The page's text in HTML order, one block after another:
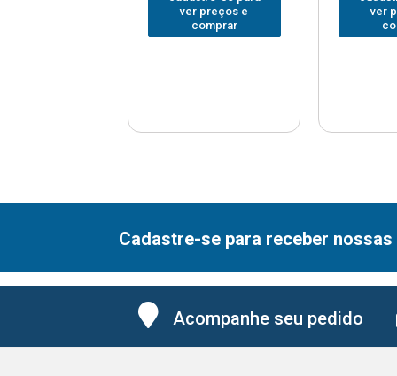
ver preços e
comprar
ver
Cadastre-se para receber
Acompanhe seu pedido